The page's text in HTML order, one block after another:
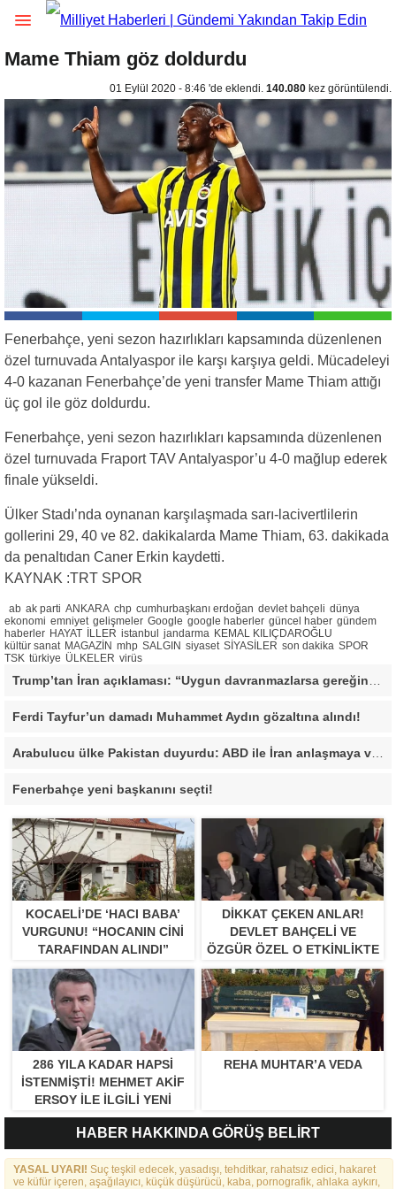
Mame Thiam göz doldurdu
01 Eylül 2020 - 8:46 'de eklendi. 140.080 kez görüntülendi.
Fenerbahçe, yeni sezon hazırlıkları kapsamında düzenlenen
özel turnuvada Antalyaspor ile karşı karşıya geldi. Mücadeleyi
4-0 kazanan Fenerbahçe’de yeni transfer Mame Thiam attığı
üç gol ile göz doldurdu.
Fenerbahçe, yeni sezon hazırlıkları kapsamında düzenlenen
özel turnuvada Fraport TAV Antalyaspor’u 4-0 mağlup ederek
finale yükseldi.
Ülker Stadı’nda oynanan karşılaşmada sarı-lacivertlilerin
gollerini 29, 40 ve 82. dakikalarda Mame Thiam, 63. dakikada
da penaltıdan Caner Erkin kaydetti.
KAYNAK :TRT SPOR
ab ak parti ANKARA chp cumhurbaşkanı erdoğan devlet bahçeli dünya
ekonomi emniyet gelişmeler Google google haberler güncel haber gündem
haberler HAYAT İLLER istanbul jandarma KEMAL KILIÇDAROĞLU
kültür sanat MAGAZİN mhp SALGIN siyaset SİYASİLER son dakika SPOR
TSK türkiye ÜLKELER virüs
Ferdi Tayfur’un damadı Muhammet Aydın gözaltına alındı!
Arabulucu ülke Pakistan duyurdu: ABD ile İran anlaşmaya vardı
Fenerbahçe yeni başkanını seçti!
KOCAELI’DE ‘HACI BABA’
VURGUNU! “HOCANIN CINI
TARAFINDAN ALINDI”
DIKKAT ÇEKEN ANLAR!
DEVLET BAHÇELI VE
ÖZGÜR ÖZEL O ETKINLIKTE
BIR ARAYA GELDILER
286 YILA KADAR HAPSI
ISTENMIŞTI! MEHMET AKIF
ERSOY ILE ILGILI YENI
GELIŞME
REHA MUHTAR’A VEDA
HABER HAKKINDA GÖRÜŞ BELİRT
YASAL UYARI! Suç teşkil edecek, yasadışı, tehditkar, rahatsız edici, hakaret
ve küfür içeren, aşağılayıcı, küçük düşürücü, kaba, pornografik, ahlaka aykırı,